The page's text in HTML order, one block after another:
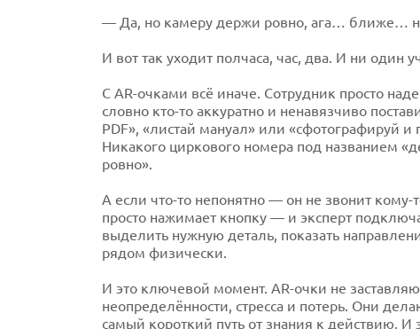
— Да, но камеру держи ровно, ага… ближе…
И вот так уходит полчаса, час, два. И ни один
С AR-очками всё иначе. Сотрудник просто
словно кто-то аккуратно и ненавязчиво
PDF», «листай мануал» или «сфотографируй
Никакого циркового номера под названием
ровно».
А если что-то непонятно — он не звонит
просто нажимает кнопку — и эксперт
выделить нужную деталь, показать
рядом физически.
И это ключевой момент. AR-очки не
неопределённости, стресса и потерь. Они
самый короткий путь от знания к действию. И